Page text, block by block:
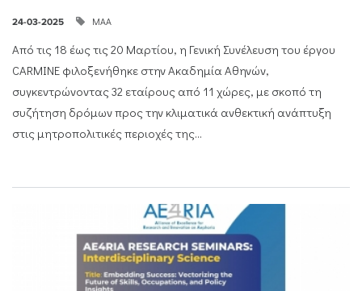
24-03-2025 ΜΑΑ
Από τις 18 έως τις 20 Μαρτίου, η Γενική Συνέλευση του έργου
CARMINE φιλοξενήθηκε στην Ακαδημία Αθηνών,
συγκεντρώνοντας 32 εταίρους από 11 χώρες, με σκοπό τη
συζήτηση δρόμων προς την κλιματικά ανθεκτική ανάπτυξη
στις μητροπολιτικές περιοχές της...